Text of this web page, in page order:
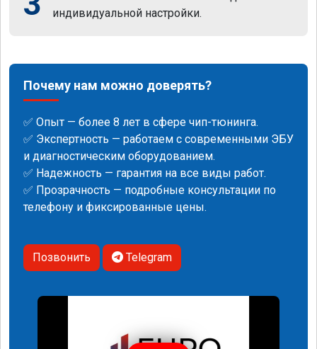
индивидуальной настройки.
Почему нам можно доверять?
✅ Опыт — более 8 лет в сфере чип-тюнинга.
✅ Экспертность — работаем с современными ЭБУ
и диагностическим оборудованием.
✅ Надежность — гарантия на все виды работ.
✅ Прозрачность — подробные консультации по
телефону и фиксированные цены.
Позвонить Telegram